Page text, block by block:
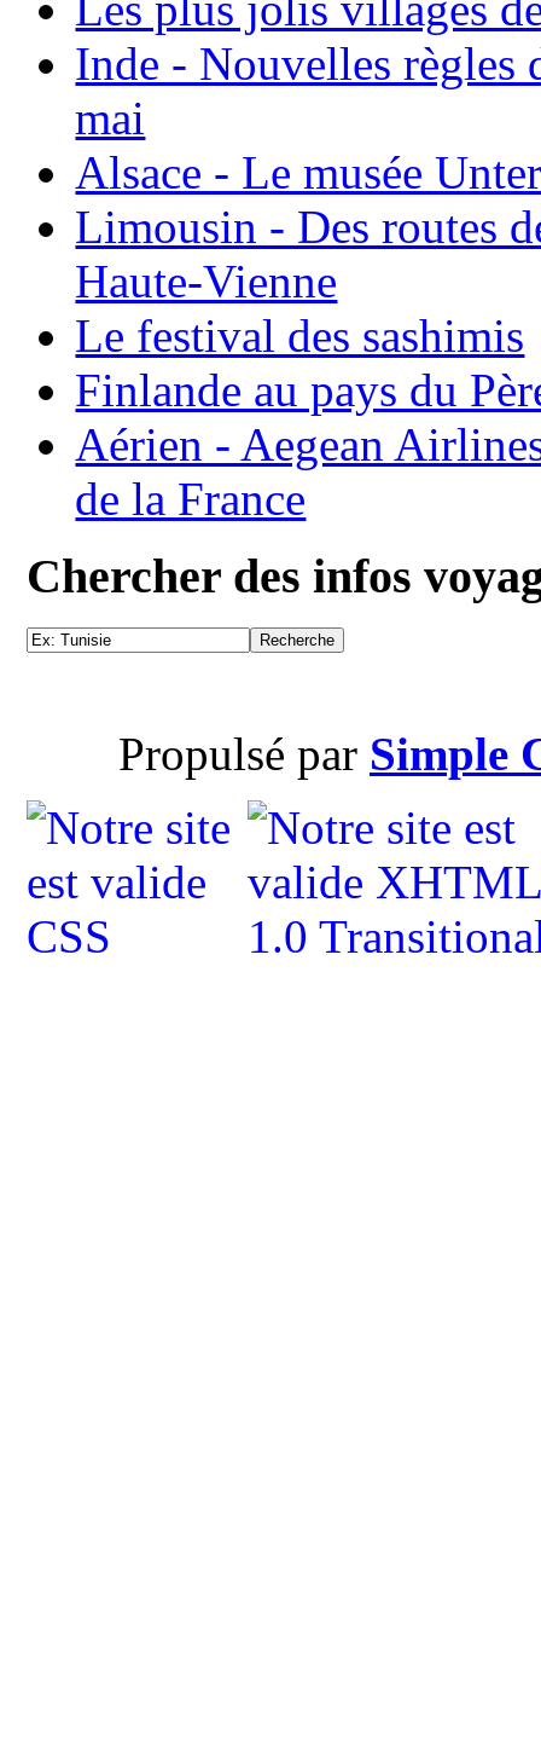
Inde - Nouvelles règles
mai
Alsace - Le musée
Limousin - Des routes
Haute-Vienne
Le festival des sashimis
Finlande au pays du
Aérien - Aegean
de la France
Chercher des infos
Propulsé par Simple